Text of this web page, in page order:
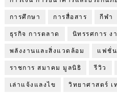
การศึกษา
การสื่อสาร กีฬา
ธุรกิจ การตลาด
นิทรรศการ ง
พลังงานและสิ่งแวดล้อม
แฟชั่น
ราชการ สมาคม มูลนิธิ
รีวิว
เล่าแจ้งแลงไข
วิทยาศาสตร์ เ